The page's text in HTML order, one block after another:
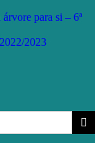
para si – 6ª
2023